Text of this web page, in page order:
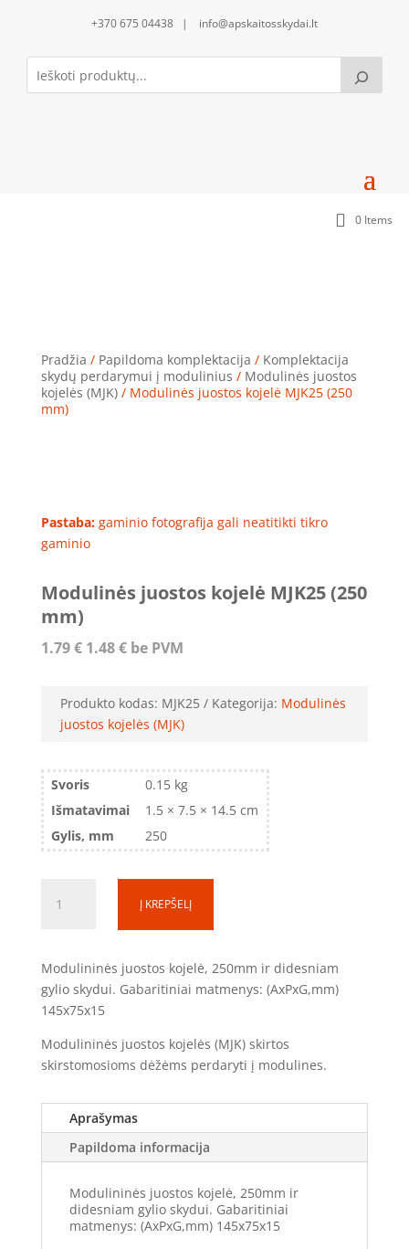
+370 675 04438 | info@apskaitosskydai.lt
0 Items
Pradžia / Papildoma komplektacija / Komplektacija
skydų perdarymui į modulinius / Modulinės juostos
kojelės (MJK)/ Modulinės juostos kojelė MJK25 (250
mm)
Pastaba:gaminio fotografija gali neatitikti tikro
gaminio
Modulinės juostos kojelė MJK25 (250
mm)
1.79€ 1.48€be PVM
Produkto kodas: MJK25 Kategorija: Modulinės
juostos kojelės (MJK)
Svoris
0.15 kg
Išmatavimai
1.5 × 7.5 × 14.5 cm
Gylis, mm
250
kiekis:
kojelė
MJK25
(250
mm)
Į KREPŠELĮ
Modulininės juostos kojelė, 250mm ir didesniam
gylio skydui. Gabaritiniai matmenys: (AxPxG,mm)
145x75x15
Modulininės juostos kojelės (MJK) skirtos
skirstomosioms dėžėms perdaryti į modulines.
Aprašymas
Papildoma informacija
Modulininės juostos kojelė, 250mm ir
didesniam gylio skydui. Gabaritiniai
matmenys: (AxPxG,mm) 145x75x15